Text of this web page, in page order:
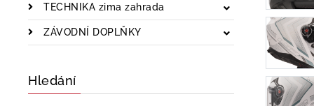
TECHNIKA zima zahrada
ZÁVODNÍ DOPLŇKY
Hledání